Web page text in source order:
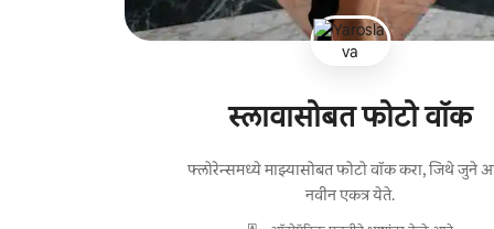
स्लावासोबत फोटो वॉक
फ्लोरेन्समध्ये माझ्यासोबत फोटो वॉक करा, जिथे जुने
नवीन एकत्र येते.